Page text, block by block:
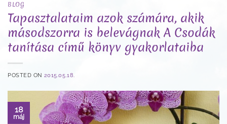
BLOG
Tapasztalataim azok számára, akik
másodszorra is belevágnak A Csodák
tanítása című könyv gyakorlataiba
POSTED ON 2015.05.18.
18
máj